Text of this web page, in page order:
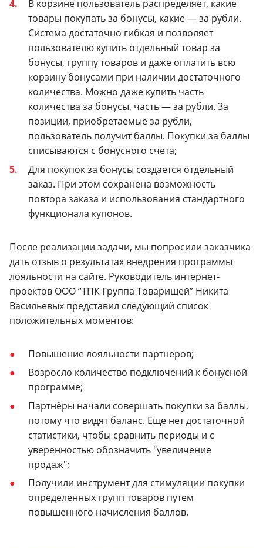
В корзине пользователь распределяет, какие
товары покупать за бонусы, какие — за рубли.
Система достаточно гибкая и позволяет
пользователю купить отдельный товар за
бонусы, группу товаров и даже оплатить всю
корзину бонусами при наличии достаточного
количества. Можно даже купить часть
количества за бонусы, часть — за рубли. За
позиции, приобретаемые за рубли,
пользователь получит баллы. Покупки за баллы
списываются с бонусного счета;
Для покупок за бонусы создается отдельный
заказ. При этом сохранена возможность
повтора заказа и использования стандартного
функционала купонов.
После реализации задачи, мы попросили заказчика
дать отзыв о результатах внедрения программы
лояльности на сайте. Руководитель интернет-
проектов ООО “ТПК Группа Товарищей” Никита
Васильевых представил следующий список
положительных моментов:
Повышение лояльности партнеров;
Возросло количество подключений к бонусной
программе;
Партнёры начали совершать покупки за баллы,
потому что видят баланс. Еще нет достаточной
статистики, чтобы сравнить периоды и с
уверенностью обозначить "увеличение
продаж";
Получили инструмент для стимуляции покупки
определенных групп товаров путем
повышенного начисления баллов.